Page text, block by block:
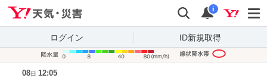
検索 通知
i
ログイン ID新規取得
08日 12:05